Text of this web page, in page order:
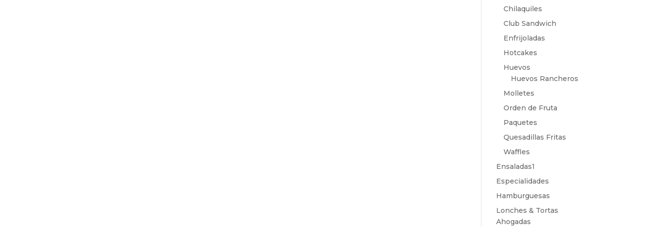
Chilaquiles
Club Sandwich
Enfrijoladas
Hotcakes
Huevos
Huevos Rancheros
Molletes
Orden de Fruta
Paquetes
Quesadillas Fritas
Waffles
Ensaladas1
Especialidades
Hamburguesas
Lonches & Tortas
Ahogadas